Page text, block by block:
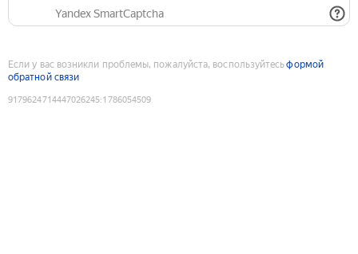
Yandex SmartCaptcha
Если у вас возникли проблемы, пожалуйста, воспользуйтесьформой
обратной связи
9179624714447026245:1786054509